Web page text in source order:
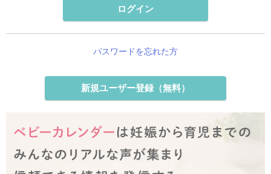
ログイン
パスワードを忘れた方
新規ユーザー登録（無料）